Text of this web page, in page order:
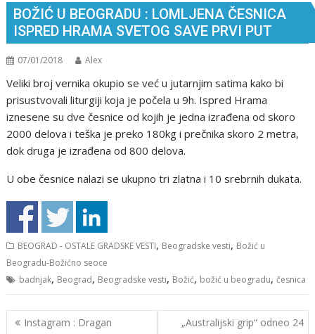
BOŽIĆ U BEOGRADU : LOMLJENA ČESNICA
ISPRED HRAMA SVETOG SAVE PRVI PUT
07/01/2018 Alex
Veliki broj vernika okupio se već u jutarnjim satima kako bi
prisustvovali liturgiji koja je počela u 9h. Ispred Hrama
iznesene su dve česnice od kojih je jedna izrađena od skoro
2000 delova i teška je preko 180kg i prečnika skoro 2 metra,
dok druga je izrađena od 800 delova.
U obe česnice nalazi se ukupno tri zlatna i 10 srebrnih dukata.
BEOGRAD - OSTALE GRADSKE VESTI, Beogradske vesti, Božić u
Beogradu-Božićno seoce
badnjak, Beograd, Beogradske vesti, Božić, božić u beogradu,česnica
Кретање
Instagram : Dragan
„Australijski grip“ odneo 24